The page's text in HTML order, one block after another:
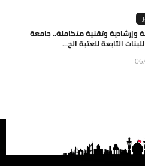
وإرشادية وتقنية متكاملة.. جامعة
التابعة للعتبة الح...